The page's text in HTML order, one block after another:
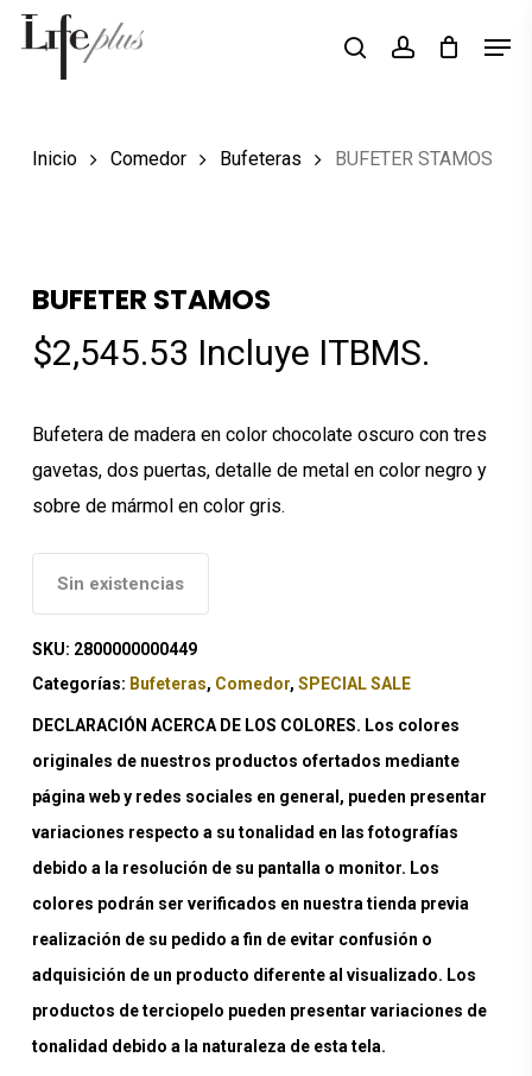
Skip
Búsqueda
productos
searchaccount
Inicio Comedor Bufeteras BUFETER STAMOS
BUFETER STAMOS
$2,545.53 Incluye ITBMS.
Bufetera de madera en color chocolate oscuro con tres
gavetas, dos puertas, detalle de metal en color negro y
sobre de mármol en color gris.
Sin existencias
SKU: 2800000000449
Categorías: Bufeteras, Comedor, SPECIAL SALE
DECLARACIÓN ACERCA DE LOS COLORES. Los colores
originales de nuestros productos ofertados mediante
página web y redes sociales en general, pueden presentar
variaciones respecto a su tonalidad en las fotografías
debido a la resolución de su pantalla o monitor. Los
colores podrán ser verificados en nuestra tienda previa
realización de su pedido a fin de evitar confusión o
adquisición de un producto diferente al visualizado. Los
productos de terciopelo pueden presentar variaciones de
tonalidad debido a la naturaleza de esta tela.